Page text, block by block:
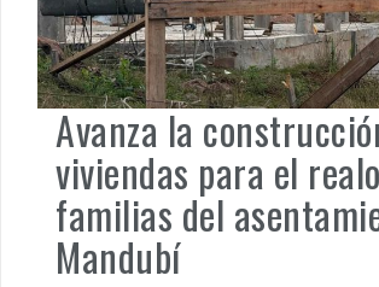
Avanza la
viviendas para el
familias del
Mandubí